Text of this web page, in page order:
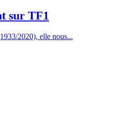
sur TF1
2020), elle nous...